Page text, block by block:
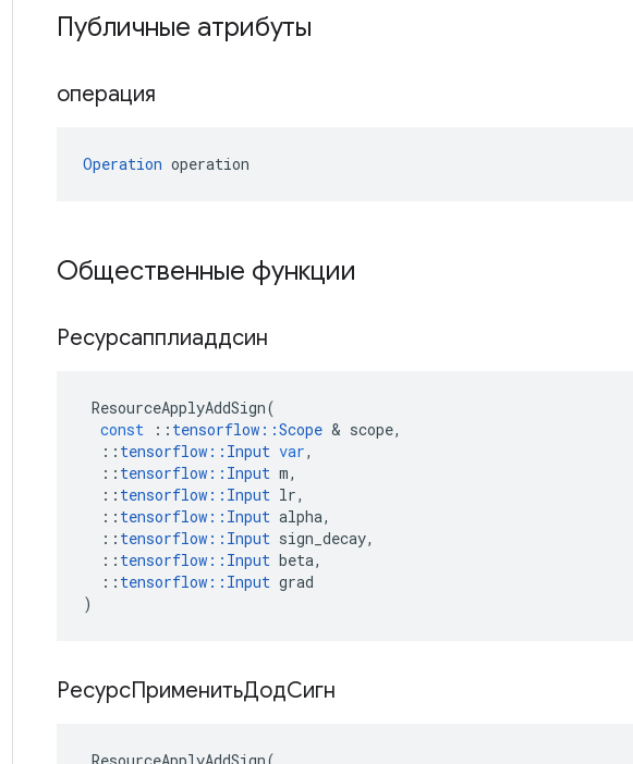
Публичные атрибуты
операция
Operation operation
Общественные функции
Ресурсапплиаддсин
ResourceApplyAddSign(
const
:: tensorflow ::Scope & scope,
:: tensorflow :: Input var,
:: tensorflow :: Input m,
:: tensorflow :: Input lr,
:: tensorflow :: Input alpha,
:: tensorflow :: Input sign_decay,
:: tensorflow :: Input beta,
:: tensorflow :: Input grad
)
РесурсПрименитьДодСигн